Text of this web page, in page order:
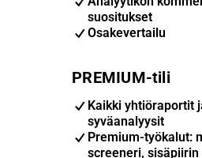
suositukset
Osakevertailu
PREMIUM-tili
Kaikki yhtiöraportit
syväanalyysit
Premium-työkalut:
screeneri, sisäpiirin